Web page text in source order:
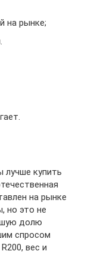
на рынке;
лучше купить
на рынке
но это не
долю
спросом
вес и